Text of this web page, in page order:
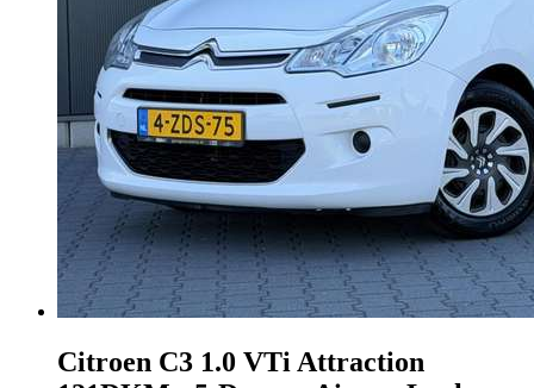
Citroen C3 1.0 VTi Attraction